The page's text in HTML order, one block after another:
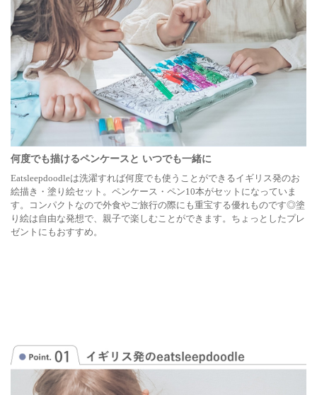
何度でも描けるペンケースと いつでも一緒に
Eatsleepdoodleは洗濯すれば何度でも使うことができるイギリス発のお
絵描き・塗り絵セット。ペンケース・ペン10本がセットになっていま
す。コンパクトなので外食やご旅行の際にも重宝する優れものです◎塗
り絵は自由な発想で、親子で楽しむことができます。ちょっとしたプレ
ゼントにもおすすめ。